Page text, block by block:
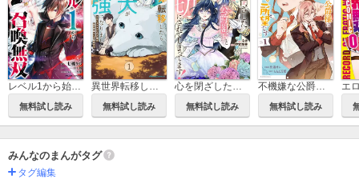
無料試し読み 無料試し読み 無料試し読み 無料試し読み
みんなのまんがタグ
タグ編集